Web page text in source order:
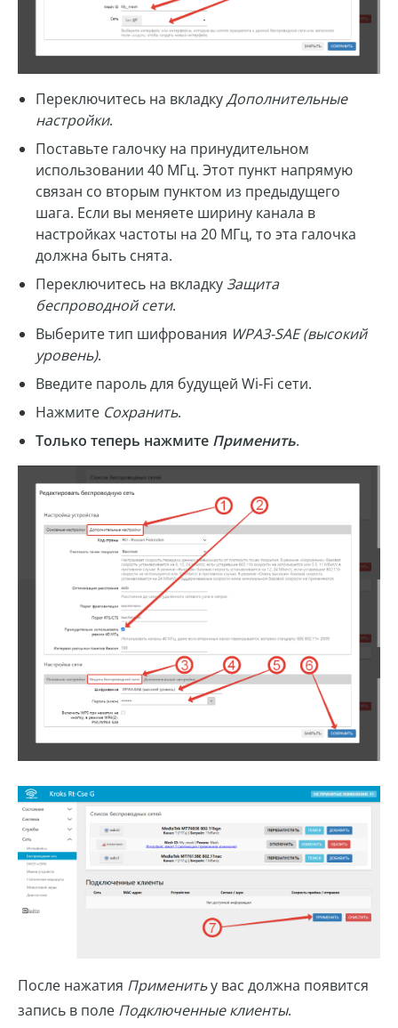
Переключитесь на вкладкуДополнительные
настройки.
Поставьте галочку на принудительном
использовании 40 МГц. Этот пункт напрямую
связан со вторым пунктом из предыдущего
шага. Если вы меняете ширину канала в
настройках частоты на 20 МГц, то эта галочка
должна быть снята.
Переключитесь на вкладку Защита
беспроводной сети.
Выберите тип шифрования WPA3-SAE (высокий
уровень).
Введите пароль для будущей Wi-Fi сети.
Нажмите Сохранить.
Только теперь нажмите Применить.
После нажатия Применитьу вас должна появится
запись в поле Подключенные клиенты.